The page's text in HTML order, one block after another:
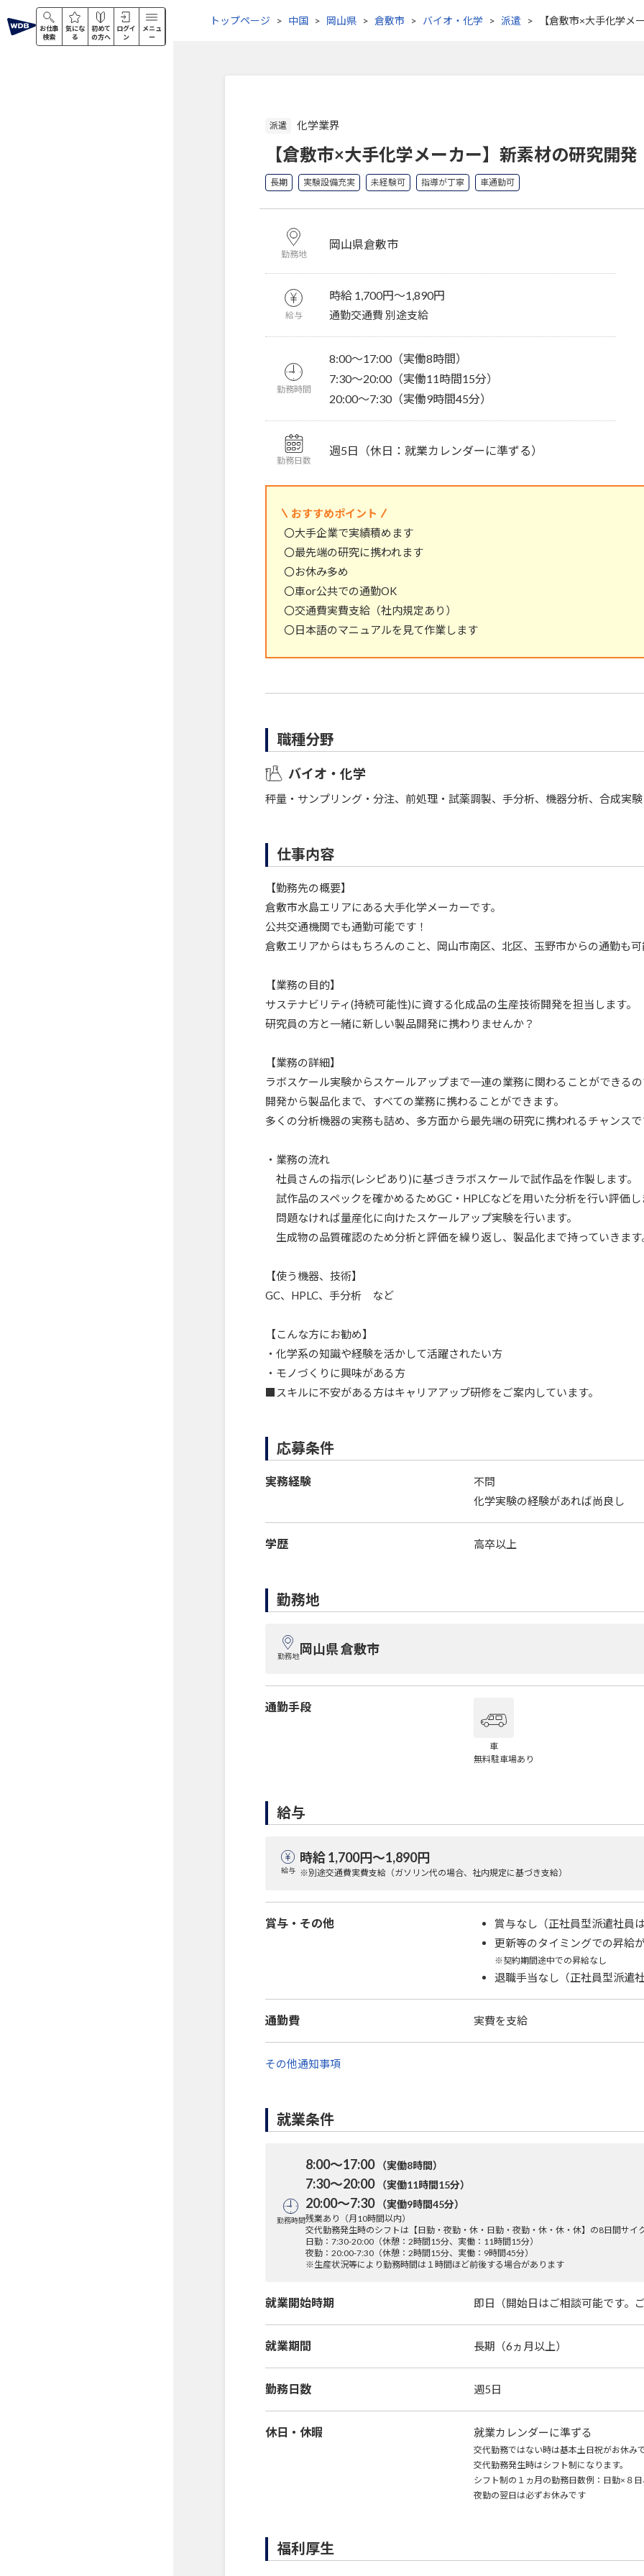
お仕事
検索
気にな
る
初めて
の方へ
ログイ
ン
メニュ
ー
トップページ 中国 岡山県 倉敷市 バイオ・化学 派遣 【倉敷市×大手化学メ
派遣 化学業界
【倉敷市×大手化学メーカー】新素材の研究開発
長期 実験設備充実 未経験可 指導が丁寧 車通勤可
勤務地
岡山県倉敷市
給与
時給 1,700円〜1,890円
通勤交通費 別途支給
勤務時間
8:00～17:00（実働8時間）
7:30～20:00（実働11時間15分）
20:00～7:30（実働9時間45分）
勤務日数
週5日（休日：就業カレンダーに準ずる）
おすすめポイント
〇大手企業で実績積めます
〇最先端の研究に携われます
〇お休み多め
〇車or公共での通勤OK
〇交通費実費支給（社内規定あり）
〇日本語のマニュアルを見て作業します
職種分野
バイオ・化学
秤量・サンプリング・分注、前処理・試薬調製、手分析、機器分析、合成実験
仕事内容
【勤務先の概要】
倉敷市水島エリアにある大手化学メーカーです。
公共交通機関でも通勤可能です！
倉敷エリアからはもちろんのこと、岡山市南区、北区、玉野市からの通勤も可
【業務の目的】
サステナビリティ(持続可能性)に資する化成品の生産技術開発を担当します。
研究員の方と一緒に新しい製品開発に携わりませんか？
【業務の詳細】
ラボスケール実験からスケールアップまで一連の業務に関わることができる
開発から製品化まで、すべての業務に携わることができます。
多くの分析機器の実務も詰め、多方面から最先端の研究に携われるチャンス
・業務の流れ
社員さんの指示(レシピあり)に基づきラボスケールで試作品を作製します。
試作品のスペックを確かめるためGC・HPLCなどを用いた分析を行い評価し
問題なければ量産化に向けたスケールアップ実験を行います。
生成物の品質確認のため分析と評価を繰り返し、製品化まで持っていきま
【使う機器、技術】
GC、HPLC、手分析 など
【こんな方にお勧め】
・化学系の知識や経験を活かして活躍されたい方
・モノづくりに興味がある方
■スキルに不安がある方はキャリアアップ研修をご案内しています。
応募条件
実務経験
不問
化学実験の経験があれば尚良し
学歴 高卒以上
勤務地
勤務地 岡山県 倉敷市
通勤手段
車
無料駐車場あり
給与
給与
時給 1,700円〜1,890円
※別途交通費実費支給（ガソリン代の場合、社内規定に基づき支給）
賞与・その他
賞与なし（正社員型派遣社員
更新等のタイミングでの昇給
※契約期間途中での昇給なし
退職手当なし（正社員型派遣
通勤費 実費を支給
その他通知事項
就業条件
勤務時間
8:00～17:00 （実働8時間）
7:30～20:00 （実働11時間15分）
20:00～7:30 （実働9時間45分）
残業あり（月10時間以内）
交代勤務発生時のシフトは【日勤・夜勤・休・日勤・夜勤・休・休・休】の8日間サイ
日勤：7:30-20:00（休憩：2時間15分、実働：11時間15分）
夜勤：20:00-7:30（休憩：2時間15分、実働：9時間45分）
※生産状況等により勤務時間は１時間ほど前後する場合があります
就業開始時期 即日（開始日はご相談可能です。
就業期間 長期（6ヵ月以上）
勤務日数 週5日
休日・休暇 就業カレンダーに準ずる
交代勤務ではない時は基本土日祝がお休み
交代勤務発生時はシフト制になります。
シフト制の１ヵ月の勤務日数例：日勤×８
夜勤の翌日は必ずお休みです
福利厚生